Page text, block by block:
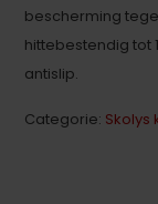
bescherming
hittebestendig tot
antislip.
Categorie: Skolys